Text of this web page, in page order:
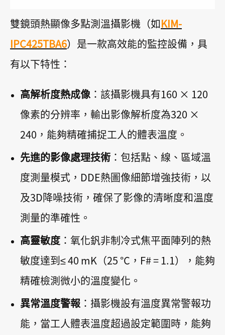
雙鏡頭熱顯像多點測溫攝影機（如KIM-
IPC425TBA6）是一款高效能的監控設備，具
有以下特性：
高解析度熱成像 ：該攝影機具有160 × 120
像素的分辨率，輸出影像解析度為320 ×
240，能夠精確捕捉工人的體表溫度。
先進的影像處理技術 ：包括點、線、區域溫
度測量模式，DDE熱圖像細節增強技術，以
及3D降噪技術，確保了影像的清晰度和溫度
測量的準確性。
高靈敏度 ：氧化釩非制冷式焦平面陣列的熱
敏度達到≤ 40 mK（25 °C，F# = 1.1），能夠
精確檢測微小的溫度變化。
異常溫度警報 ：攝影機設有溫度異常警報功
能，當工人體表溫度超過設定範圍時，能夠